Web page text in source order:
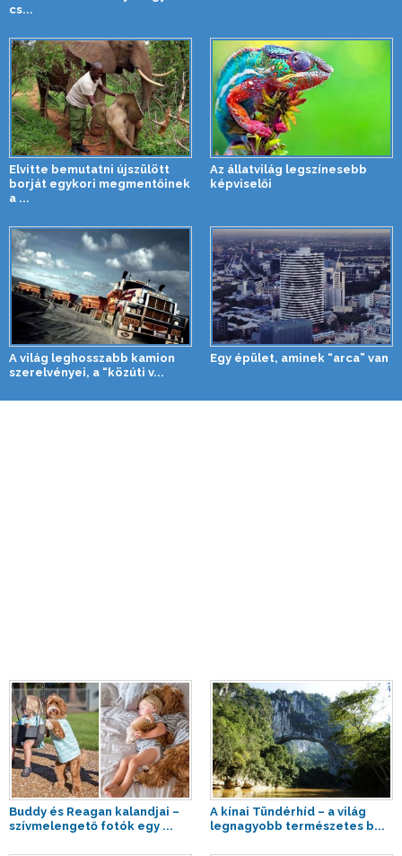
cs...
Elvitte bemutatni újszülött
borját egykori megmentőinek
a ...
Az állatvilág legszínesebb
képviselői
A világ leghosszabb kamion
szerelvényei, a “közúti v...
Egy épület, aminek “arca” van
Buddy és Reagan kalandjai –
szívmelengető fotók egy ...
A kínai Tündérhíd – a világ
legnagyobb természetes b...